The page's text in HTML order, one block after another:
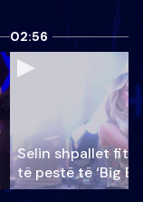
02:56
Selin shpallet
të pestë të ‘Big